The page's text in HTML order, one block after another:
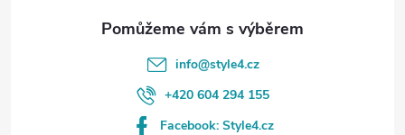
info@style4.cz
+420 604 294 155
Facebook: Style4.cz